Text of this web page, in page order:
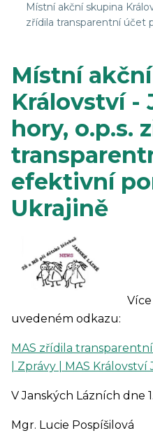
Místní akční skupina
zřídila transparentní účet
Místní
Království -
hory, o.p.s.
efektivní
Ukrajině
uvedeném odkazu:
MAS zřídila
| Zprávy | MAS
V Janských Lázních dne
Mgr. Lucie Pospíšilová